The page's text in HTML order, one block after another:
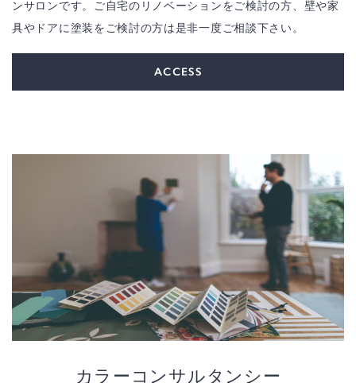
ンサロンです。ご自宅のリノベーションをご検討の方、壁や家
具やドアに塗装をご検討の方は是非一度ご相談下さい。
ACCESS
カラーコンサルタンシー